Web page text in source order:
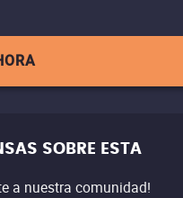
SOBRE ESTA
a nuestra comunidad!